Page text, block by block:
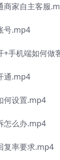
商家自主客服
号.mp4
+手机端如何做
通.mp4
何设置.mp4
怎么办.mp4
复率要求.mp4